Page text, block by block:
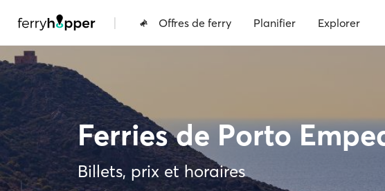
| Offres de ferry Planifier Explorer
Ferries de Porto
Billets, prix et horaires